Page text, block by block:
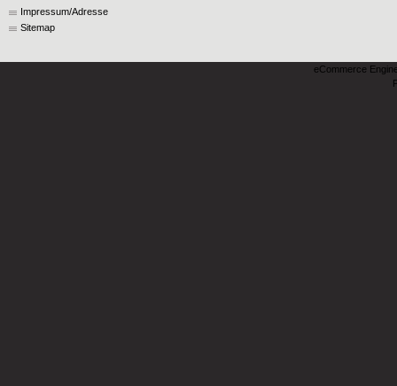
Impressum/Adresse
Sitemap
eCommerce